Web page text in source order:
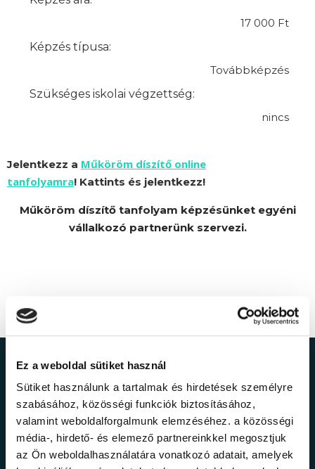
Ez a weboldal sütiket használ
Sütiket használunk a tartalmak és hirdetések személyre
szabásához, közösségi funkciók biztosításához,
valamint weboldalforgalmunk elemzéséhez. a közösségi
média-, hirdető- és elemező partnereinkkel megosztjuk
az Ön weboldalhasználatára vonatkozó adatait, amelyek
17 000 Ft
Képzés típusa:
Továbbképzés
Szükséges iskolai végzettség:
nincs
Jelentkezz a Műköröm díszítő online
tanfolyamra! Kattints és jelentkezz!
Műköröm díszítő tanfolyam képzésünket egyéni
vállalkozó partnerünk szervezi.
Ne maradj le a
legfrissebb
információkról!